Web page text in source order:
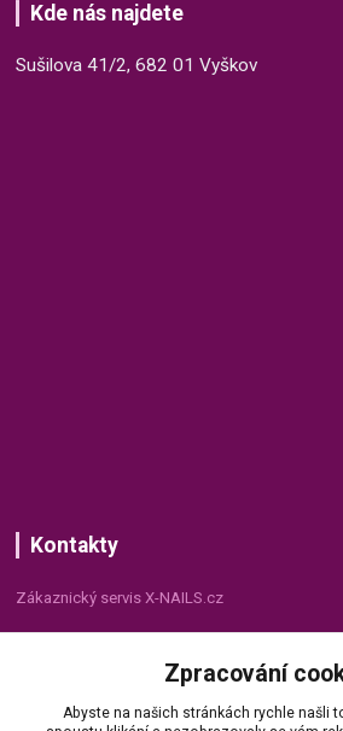
Kde nás najdete
Sušilova 41/2, 682 01 Vyškov
Kontakty
Zákaznický servis X-NAILS.cz
+420 735 055 075
(Po - Pá, 8 - 16 hod.)
Zpracování
Abyste na našich stránkách rychle našli